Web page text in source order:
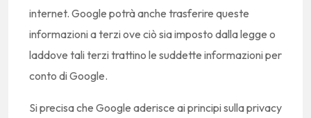
internet. Google potrà anche trasferire queste
informazioni a terzi ove ciò sia imposto dalla legge o
laddove tali terzi trattino le suddette informazioni per
conto di Google.
Si precisa che Google aderisce ai principi sulla privacy